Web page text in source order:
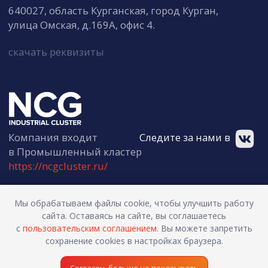
Мы обрабатываем файлы cookie, чтобы улучшить работу
сайта. Оставаясь на сайте, вы соглашаетесь
с пользовательским соглашением. Вы можете запретить
сохранение cookies в настройках браузера.